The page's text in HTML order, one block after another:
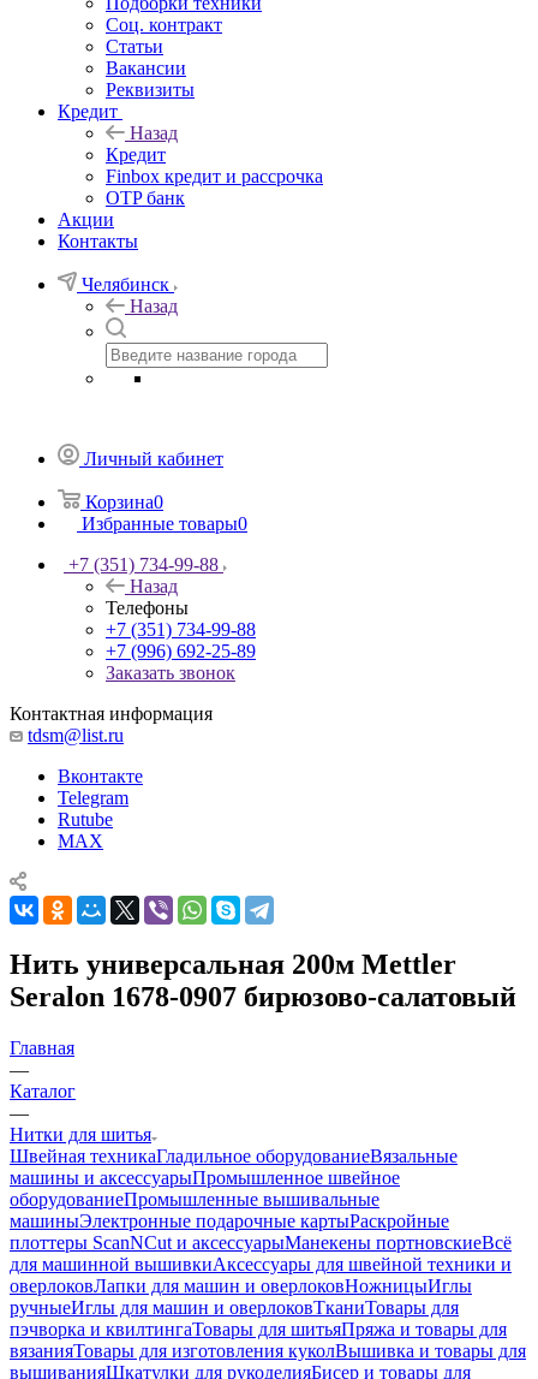
Соц. контракт
Статьи
Вакансии
Реквизиты
Кредит
Назад
Кредит
Finbox кредит и рассрочка
OTP банк
Акции
Контакты
Челябинск
Назад
Личный кабинет
Корзина0
Избранные товары0
+7 (351) 734-99-88
Назад
Телефоны
+7 (351) 734-99-88
+7 (996) 692-25-89
Заказать звонок
Контактная информация
tdsm@list.ru
Вконтакте
Telegram
Rutube
MAX
Нить универсальная 200м Mettler
Seralon 1678-0907 бирюзово-салатовый
Главная
—
Каталог
—
Нитки для шитья
Швейная техникаГладильное оборудованиеВязальные
машины и аксессуарыПромышленное швейное
оборудованиеПромышленные вышивальные
машиныЭлектронные подарочные картыРаскройные
плоттеры ScanNCut и аксессуарыМанекены портновскиеВсё
для машинной вышивкиАксессуары для швейной техники и
оверлоковЛапки для машин и оверлоковНожницыИглы
ручныеИглы для машин и оверлоковТканиТовары для
пэчворка и квилтингаТовары для шитьяПряжа и товары для
вязанияТовары для изготовления куколВышивка и товары для
вышиванияШкатулки для рукоделияБисер и товары для